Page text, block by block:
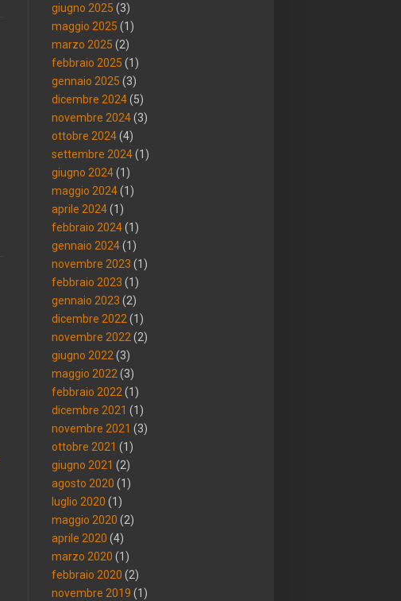
giugno 2025 (3)
maggio 2025 (1)
marzo 2025 (2)
febbraio 2025 (1)
gennaio 2025 (3)
dicembre 2024(5)
novembre 2024(3)
ottobre 2024(4)
settembre 2024(1)
giugno 2024(1)
maggio 2024(1)
aprile 2024(1)
febbraio 2024(1)
gennaio 2024(1)
novembre 2023 (1)
febbraio 2023 (1)
gennaio 2023 (2)
dicembre 2022 (1)
novembre 2022 (2)
giugno 2022 (3)
maggio 2022 (3)
febbraio 2022 (1)
dicembre 2021 (1)
novembre 2021 (3)
ottobre 2021 (1)
giugno 2021 (2)
agosto 2020 (1)
luglio 2020 (1)
maggio 2020 (2)
aprile 2020 (4)
marzo 2020 (1)
febbraio 2020 (2)
novembre 2019 (1)